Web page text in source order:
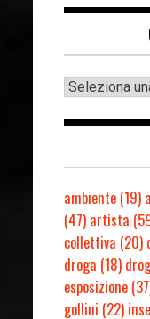
ambiente (19)
(47) artista
collettiva (20)
droga (18)
esposizione
gollini (22)